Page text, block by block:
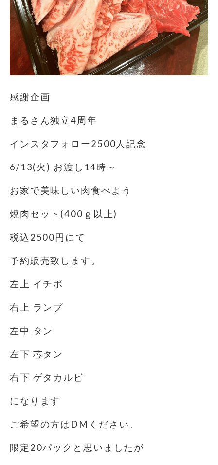
感謝企画
まるさん独立4周年️
インスタフォロー2500人記念
6/13(火) お渡し14時～
お家で美味しい肉食べよう️
焼肉セット(400ｇ以上)
税込2500円にて
予約販売致します。
左上 イチボ
右上 ランプ
左中 タン
左下 芯タン
右下 ゲタカルビ
になります
ご希望の方はDMください。
限定20パックと思いましたが